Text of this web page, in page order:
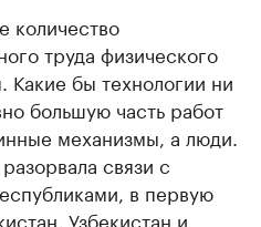
количество
труда физического
Какие бы технологии ни
большую часть работ
механизмы, а люди.
связи с
в первую
Узбекистан и